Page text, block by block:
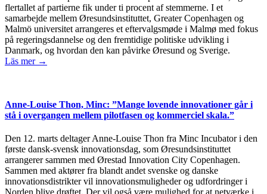
flertallet af partierne fik under ti procent af stemmerne. I et
samarbejde mellem Øresundsinstituttet, Greater Copenhagen og
Malmö universitet arrangeres et eftervalgsmøde i Malmø med fokus
på regeringsdannelse og den fremtidige politiske udvikling i
Danmark, og hvordan den kan påvirke Øresund og Sverige.
Läs mer →
Anne-Louise Thon, Minc: ”Mange lovende innovationer går i
stå i overgangen mellem pilotfasen og kommerciel skala.”
Den 12. marts deltager Anne-Louise Thon fra Minc Incubator i den
første dansk-svensk innovationsdag, som Øresundsinstituttet
arrangerer sammen med Ørestad Innovation City Copenhagen.
Sammen med aktører fra blandt andet svenske og danske
innovationsdistrikter vil innovationsmuligheder og udfordringer i